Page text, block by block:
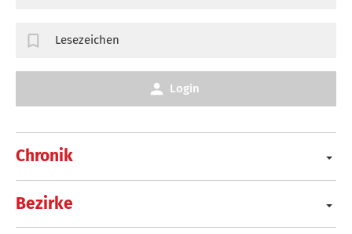
Chronik
Bezirke
Lesezeichen
Login